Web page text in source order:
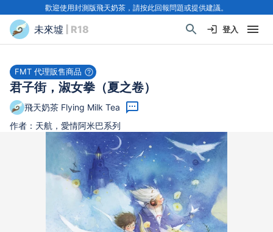
歡迎使用封測版飛天奶茶，請按此回報問題或提供建議。
未來墟 | R18 登入
FMT 代理販售商品
君子街，淑女拳（夏之卷）
飛天奶茶 Flying Milk Tea
作者：天航，愛情阿米巴系列